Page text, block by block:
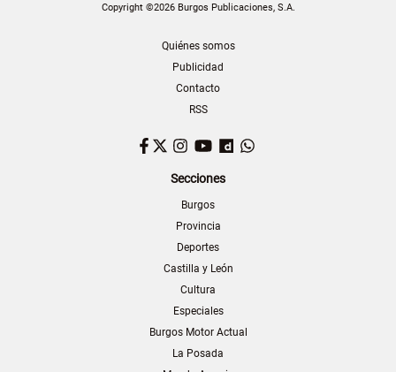
Copyright ©2026 Burgos Publicaciones, S.A.
Quiénes somos
Publicidad
Contacto
RSS
Facebook
TwitterInstagram
YouTubeDailymotion
Secciones
Burgos
Provincia
Deportes
Castilla y León
Cultura
Especiales
Burgos Motor Actual
La Posada